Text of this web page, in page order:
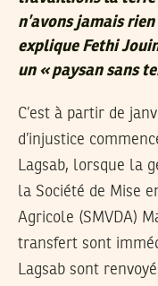
n’avons jamais
explique Fethi
un « paysan sans
C’est à partir de
d’injustice
Lagsab, lorsque la
la Société de Mise
Agricole (SMVDA)
transfert sont
Lagsab sont